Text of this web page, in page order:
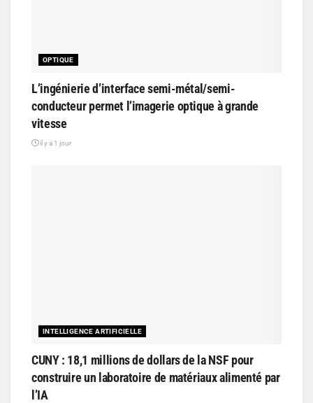
OPTIQUE
L’ingénierie d’interface semi-métal/semi-
conducteur permet l’imagerie optique à grande
vitesse
il y a 1 jour
INTELLIGENCE ARTIFICIELLE
CUNY : 18,1 millions de dollars de la NSF pour
construire un laboratoire de matériaux alimenté par
l’IA